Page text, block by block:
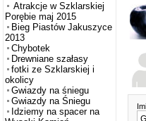
Atrakcje w Szklarskiej
Porębie maj 2015
Bieg Piastów Jakuszyce
2013
Chybotek
Drewniane szałasy
fotki ze Szklarskiej i
okolicy
Gwiazdy na śniegu
Gwiazdy na Śniegu
Idziemy na spacer na